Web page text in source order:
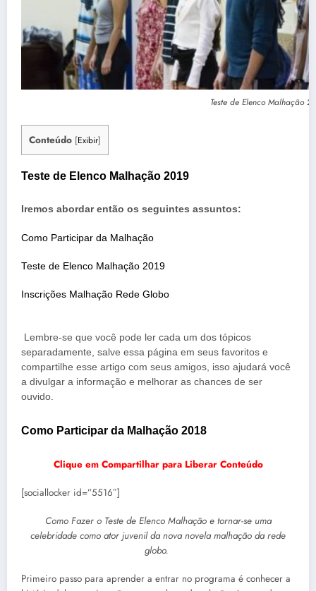
Teste de Elenco Malhação
Conteúdo [Exibir]
Teste de Elenco Malhação 2019
Iremos abordar então os seguintes assuntos:
Como Participar da Malhação
Teste de Elenco Malhação 2019
Inscrições Malhação Rede Globo
Lembre-se que você pode ler cada um dos tópicos
separadamente, salve essa página em seus favoritos e
compartilhe esse artigo com seus amigos, isso ajudará você
a divulgar a informação e melhorar as chances de ser
ouvido.
Como Participar da Malhação 2018
Clique em Compartilhar para Liberar Conteúdo
[sociallocker id=”5516″]
Como Fazer o Teste de Elenco Malhação e tornar-se uma
celebridade como ator juvenil da nova novela malhação da rede
globo.
Primeiro passo para aprender a entrar no programa é conhecer a